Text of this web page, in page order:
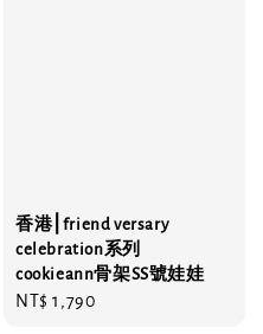
香港⎮friend versary
celebration系列
cookieann骨架SS號娃娃
Regular
NT$ 1,790